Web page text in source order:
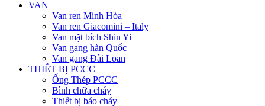
VAN
Van ren Minh Hòa
Van ren Giacomini – Italy
Van mặt bích Shin Yi
Van gang hàn Quốc
Van gang Đài Loan
THIẾT BỊ PCCC
Ống Thép PCCC
Bình chữa cháy
Thiết bị báo cháy